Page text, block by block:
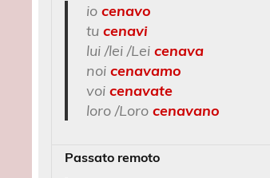
io cenavo
tu cenavi
lui /lei /Lei cenava
noi cenavamo
voi cenavate
loro /Loro cenavano
Passato remoto